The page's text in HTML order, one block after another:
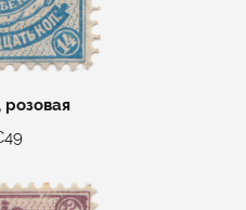
розовая